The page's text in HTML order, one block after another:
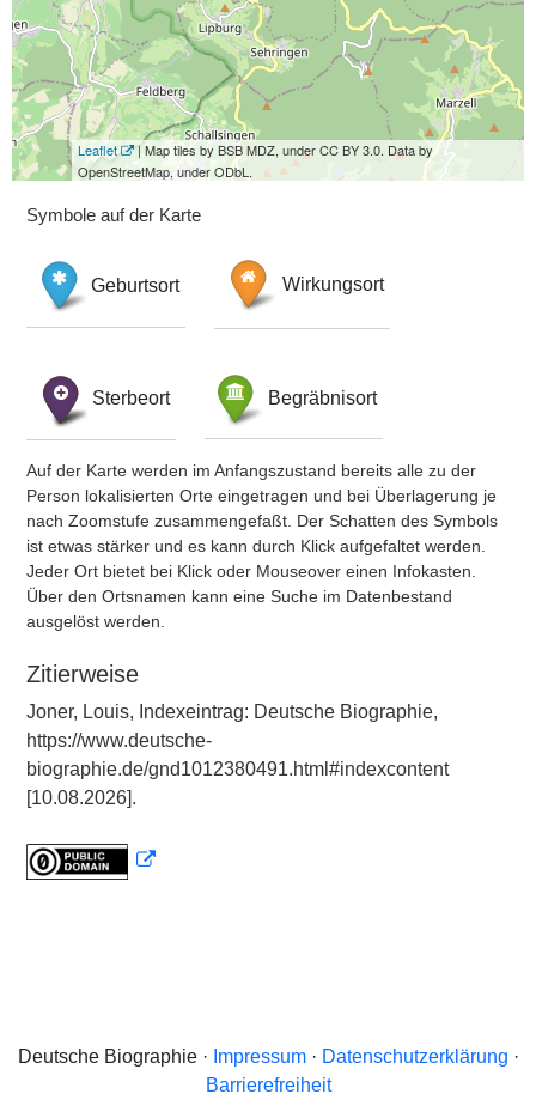
Leaflet
| Map tiles by BSB MDZ, under CC BY 3.0. Data by
OpenStreetMap, under ODbL.
Symbole auf der Karte
Geburtsort Wirkungsort
Sterbeort Begräbnisort
Auf der Karte werden im Anfangszustand bereits alle zu der
Person lokalisierten Orte eingetragen und bei Überlagerung je
nach Zoomstufe zusammengefaßt. Der Schatten des Symbols
ist etwas stärker und es kann durch Klick aufgefaltet werden.
Jeder Ort bietet bei Klick oder Mouseover einen Infokasten.
Über den Ortsnamen kann eine Suche im Datenbestand
ausgelöst werden.
Zitierweise
Joner, Louis, Indexeintrag: Deutsche Biographie,
https://www.deutsche-
biographie.de/gnd1012380491.html#indexcontent
[10.08.2026].
Deutsche Biographie · Impressum· Datenschutzerklärung ·
Barrierefreiheit